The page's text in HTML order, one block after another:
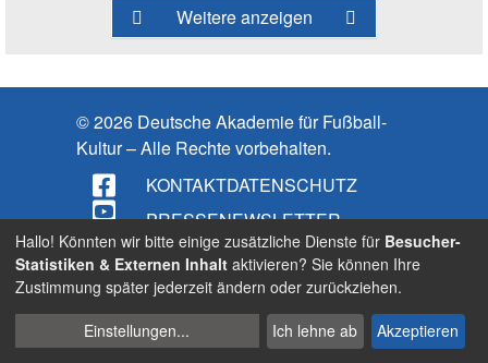
Weitere anzeigen
© 2026 Deutsche Akademie für Fußball-
Kultur – Alle Rechte vorbehalten.
KONTAKTDATENSCHUTZ
PRESSENEWSLETTER
IMPRESSUM
BARRIEREFREIHEIT
Suche
Cookies
verwalten
Hallo! Könnten wir bitte einige zusätzliche Dienste für Besucher-
Statistiken & Externen Inhalt aktivieren? Sie können Ihre
Zustimmung später jederzeit ändern oder zurückziehen.
Einstellungen... Ich lehne ab Akzeptieren